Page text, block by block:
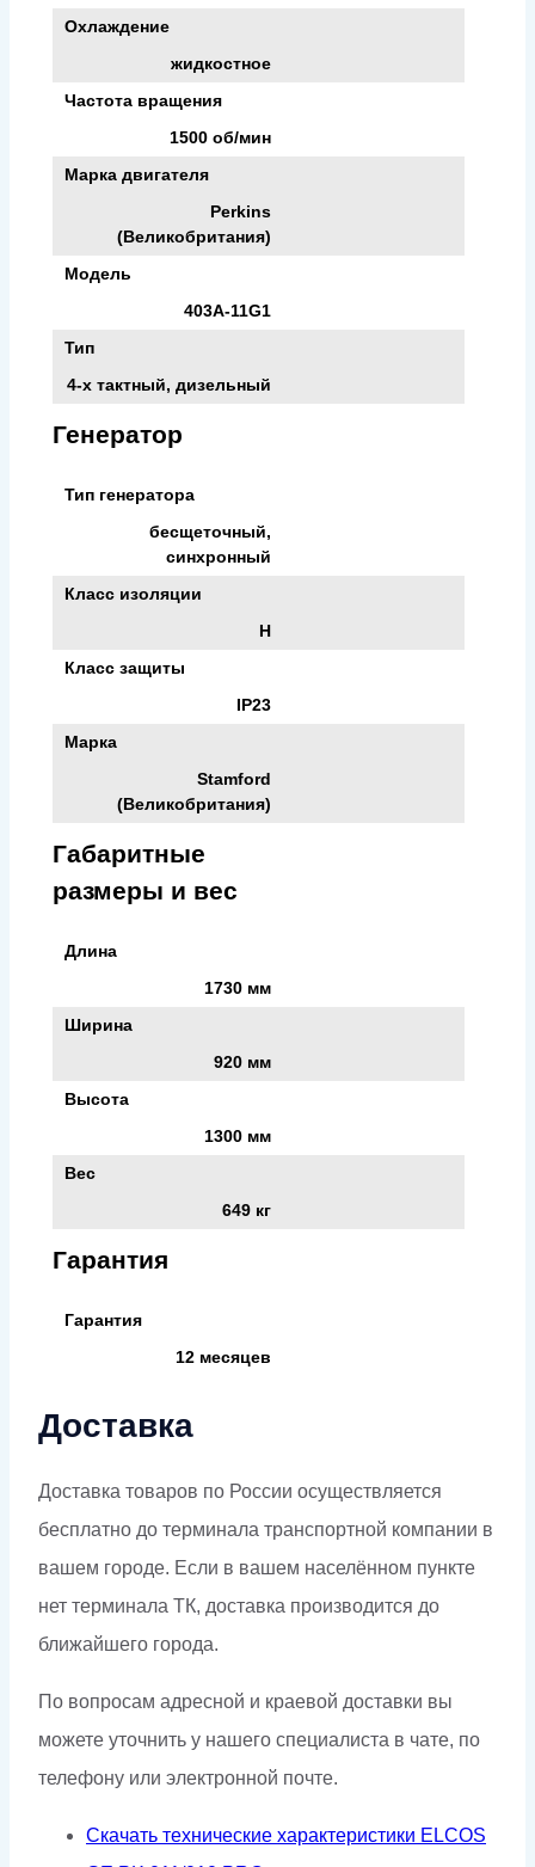
Охлаждение
жидкостное
Частота вращения
1500 об/мин
Марка двигателя
Perkins
(Великобритания)
Модель
403A-11G1
Тип
4-х тактный, дизельный
Генератор
Тип генератора
бесщеточный,
синхронный
Класс изоляции
H
Класс защиты
IP23
Марка
Stamford
(Великобритания)
Габаритные
размеры и вес
Длина
1730 мм
Ширина
920 мм
Высота
1300 мм
Вес
649 кг
Гарантия
Гарантия
12 месяцев
Доставка
Доставка товаров по России осуществляется
бесплатно до терминала транспортной компании в
вашем городе. Если в вашем населённом пункте
нет терминала ТК, доставка производится до
ближайшего города.
По вопросам адресной и краевой доставки вы
можете уточнить у нашего специалиста в чате, по
телефону или электронной почте.
Скачать технические характеристики ELCOS